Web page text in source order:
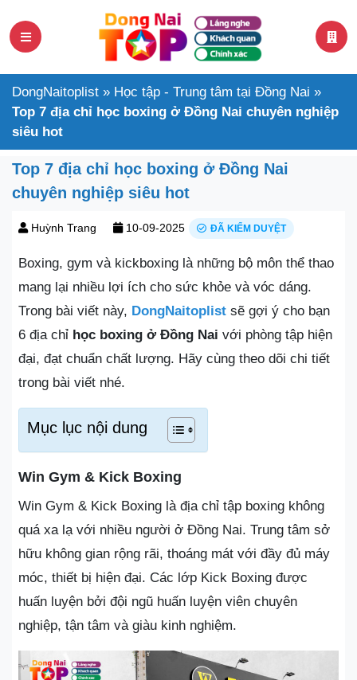
DongNaitoplist » Học tập - Trung tâm tại Đồng Nai »
Top 7 địa chỉ học boxing ở Đồng Nai chuyên nghiệp
siêu hot
Top 7 địa chỉ học boxing ở Đồng Nai
chuyên nghiệp siêu hot
Huỳnh Trang 10-09-2025 ĐÃ KIỂM DUYỆT
Boxing, gym và kickboxing là những bộ môn thể thao
mang lại nhiều lợi ích cho sức khỏe và vóc dáng.
Trong bài viết này, DongNaitoplist sẽ gợi ý cho bạn
6 địa chỉ học boxing ở Đồng Nai với phòng tập hiện
đại, đạt chuẩn chất lượng. Hãy cùng theo dõi chi tiết
trong bài viết nhé.
Mục lục nội dung
Win Gym & Kick Boxing
Win Gym & Kick Boxing là địa chỉ tập boxing không
quá xa lạ với nhiều người ở Đồng Nai. Trung tâm sở
hữu không gian rộng rãi, thoáng mát với đầy đủ máy
móc, thiết bị hiện đại. Các lớp Kick Boxing được
huấn luyện bởi đội ngũ huấn luyện viên chuyên
nghiệp, tận tâm và giàu kinh nghiệm.